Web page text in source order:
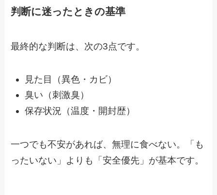
判断に迷ったときの基準
最終的な判断は、次の3点です。
見た目（異色・カビ）
臭い（刺激臭）
保存状況（温度・開封歴）
一つでも不安があれば、無理に食べない。「も
ったいない」よりも「安全優先」が基本です。